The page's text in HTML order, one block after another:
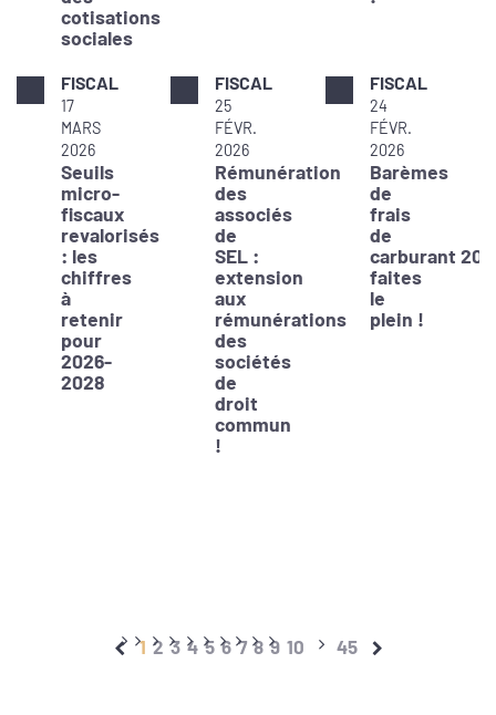
cotisations
sociales
FISCAL
17
MARS
2026
Seuils
micro-
fiscaux
revalorisés
: les
chiffres
à
retenir
pour
2026-
2028
FISCAL
25
FÉVR.
2026
Rémunération
des
associés
de
SEL :
extension
aux
rémunérations
des
sociétés
de
droit
commun
!
FISCAL
24
FÉVR.
2026
Barèmes
de
frais
de
carburant
faites
le
plein !
1 2 3 4 5 6 7 8 9 10 45